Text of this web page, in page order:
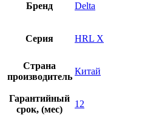
Бренд Delta
Серия HRL X
Страна
производитель
Китай
Гарантийный
срок, (мес)
12